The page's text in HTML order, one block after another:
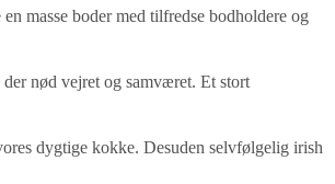
masse boder med tilfredse bodholdere og
nød vejret og samværet. Et stort
dygtige kokke. Desuden selvfølgelig irish